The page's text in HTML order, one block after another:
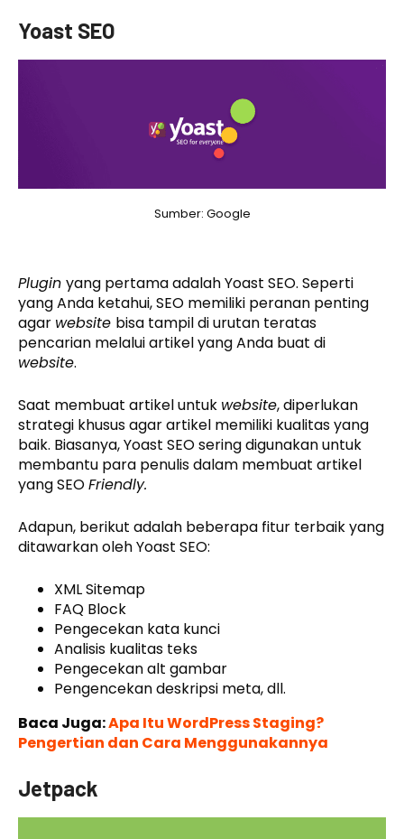
Yoast SEO
Sumber: Google
Plugin yang pertama adalah Yoast SEO. Seperti
yang Anda ketahui, SEO memiliki peranan penting
agar website bisa tampil di urutan teratas
pencarian melalui artikel yang Anda buat di
website.
Saat membuat artikel untuk website, diperlukan
strategi khusus agar artikel memiliki kualitas yang
baik. Biasanya, Yoast SEO sering digunakan untuk
membantu para penulis dalam membuat artikel
yang SEOFriendly.
Adapun, berikut adalah beberapa fitur terbaik yang
ditawarkan oleh Yoast SEO:
XML Sitemap
FAQ Block
Pengecekan kata kunci
Analisis kualitas teks
Pengecekan alt gambar
Pengencekan deskripsi meta, dll.
Baca Juga:Apa Itu WordPress Staging?
Pengertian dan Cara Menggunakannya
Jetpack